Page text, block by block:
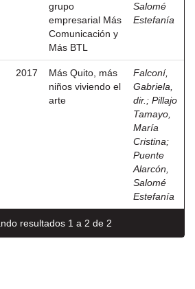
grupo
empresarial Más
Comunicación y
Más BTL
Salomé
Estefanía
2017
Más Quito, más
niños viviendo el
arte
Falconí,
Gabriela,
dir. ; Pillajo
Tamayo,
María
Cristina;
Puente
Alarcón,
Salomé
Estefanía
resultados 1 a 2 de 2